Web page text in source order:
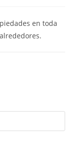
en toda